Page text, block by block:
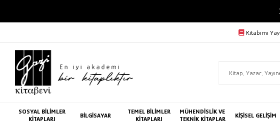
Kitabımı
SOSYAL BİLİMLER
KİTAPLARI
BİLGİSAYAR
TEMEL BİLİMLER
KİTAPLARI
MÜHENDİSLİK VE
TEKNİK KİTAPLAR
KİŞİSEL GELİŞİM